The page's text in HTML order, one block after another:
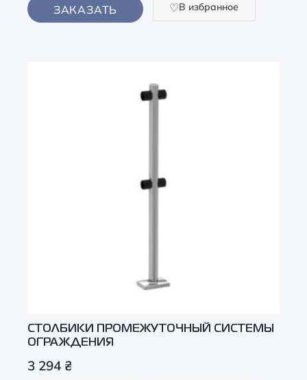
ЗАКАЗАТЬ В избранное
СТОЛБИКИ ПРОМЕЖУТОЧНЫЙ СИСТЕМЫ
ОГРАЖДЕНИЯ
3 294 ₴